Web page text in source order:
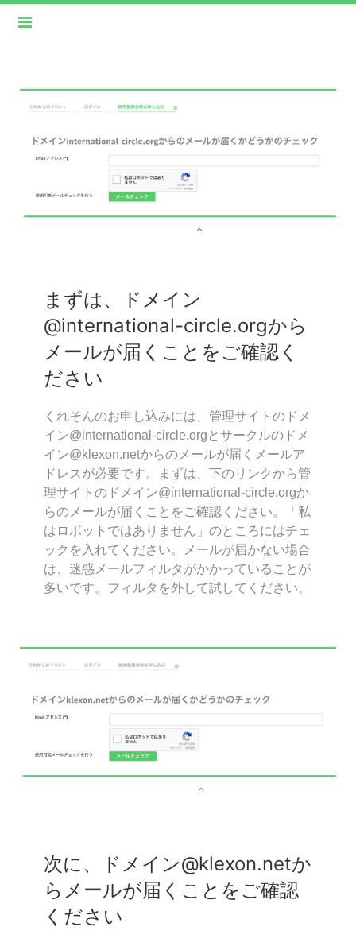
まずは、ドメイン
@international-circle.orgから
メールが届くことをご確認く
ださい
くれそんのお申し込みには、管理サイトのドメ
イン@international-circle.orgとサークルのドメ
イン@klexon.netからのメールが届くメールア
ドレスが必要です。まずは、下のリンクから管
理サイトのドメイン@international-circle.orgか
らのメールが届くことをご確認ください。「私
はロボットではありません」のところにはチェ
ックを入れてください。メールが届かない場合
は、迷惑メールフィルタがかかっていることが
多いです。フィルタを外して試してください。
次に、ドメイン@klexon.netか
らメールが届くことをご確認
ください